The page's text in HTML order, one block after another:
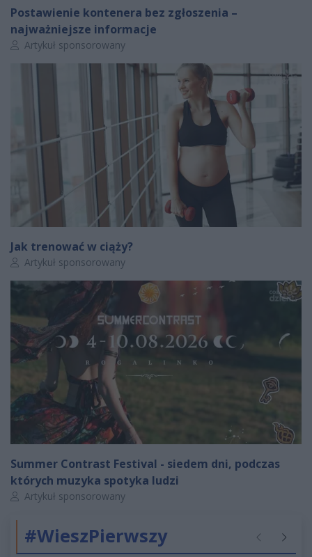
Postawienie kontenera bez zgłoszenia –
najważniejsze informacje
Autor artykułu:
Artykuł sponsorowany
Jak trenować w ciąży?
Autor artykułu:
Artykuł sponsorowany
Summer Contrast Festival - siedem dni, podczas
których muzyka spotyka ludzi
Autor artykułu:
Artykuł sponsorowany
#WieszPierwszy Poprzednie